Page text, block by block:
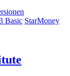
Basic StarMoney